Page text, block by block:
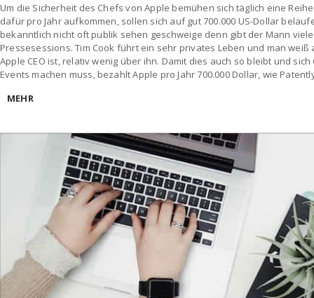
Um die Sicherheit des Chefs von Apple bemühen sich täglich eine
dafür pro Jahr aufkommen, sollen sich auf gut 700.000 US-Dollar
bekanntlich nicht oft publik sehen geschweige denn gibt der Mann
Pressesessions. Tim Cook führt ein sehr privates Leben und man
Apple CEO ist, relativ wenig über ihn. Damit dies auch so bleibt und
Events machen muss, bezahlt Apple pro Jahr 700.000 Dollar, wie
MEHR